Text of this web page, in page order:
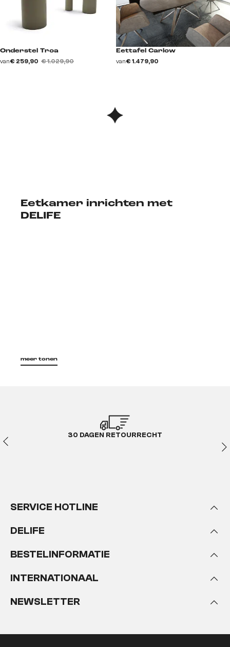
Onderstel Troa
van€ 259,90 € 1.029,90
Eettafel Carlow
van€ 1.479,90
Eetkamer inrichten met
DELIFE
meer tonen
30 DAGEN RETOURRECHT
SERVICE HOTLINE
DELIFE
BESTELINFORMATIE
INTERNATIONAAL
NEWSLETTER